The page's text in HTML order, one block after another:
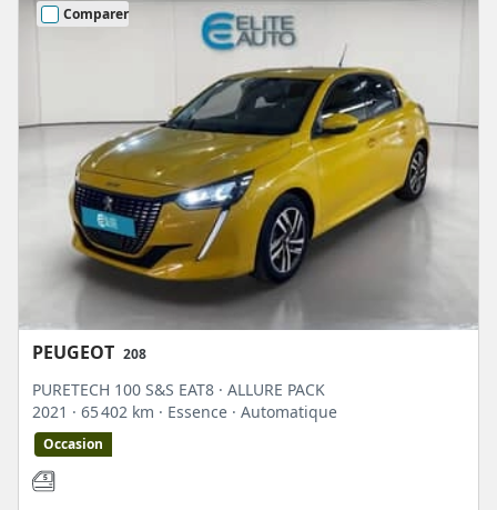
Comparer
PEUGEOT 208
PURETECH 100 S&S EAT8 · ALLURE PACK
2021 · 65 402 km · Essence · Automatique
Occasion